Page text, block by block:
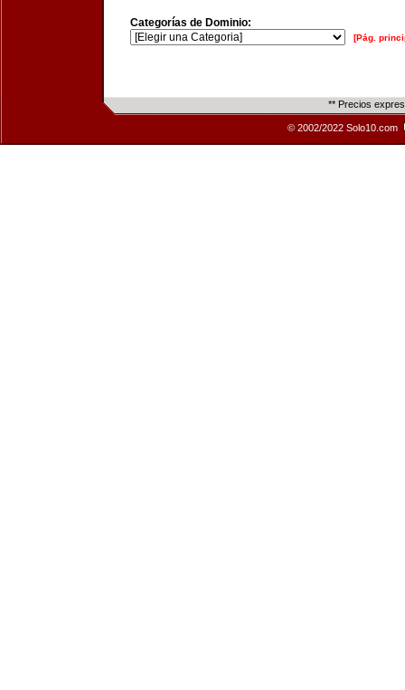
Categorías de Dominio:
[Pág.
** Precios
© 2002/2022 Solo10.com